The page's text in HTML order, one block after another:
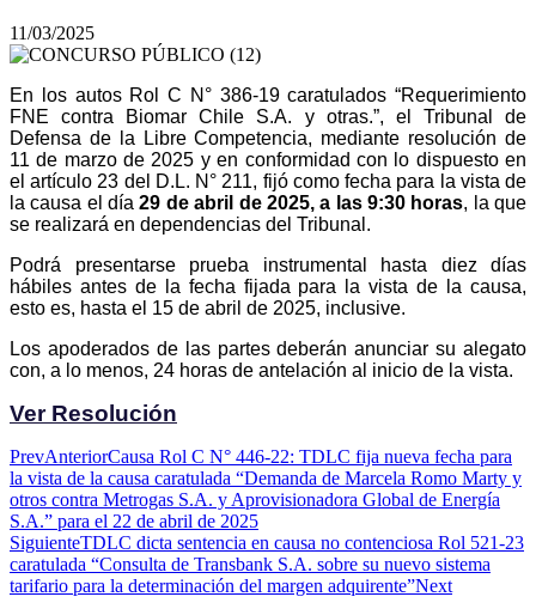
11/03/2025
En los autos Rol C N° 386-19 caratulados “Requerimiento
FNE contra Biomar Chile S.A. y otras.”, el Tribunal de
Defensa de la Libre Competencia, mediante resolución de
11 de marzo de 2025 y en conformidad con lo dispuesto en
el artículo 23 del D.L. N° 211, fijó como fecha para la vista de
la causa el día29 de abril de 2025, a las 9:30 horas, la que
se realizará en dependencias del Tribunal.
Podrá presentarse prueba instrumental hasta diez días
hábiles antes de la fecha fijada para la vista de la causa,
esto es, hasta el 15 de abril de 2025, inclusive.
Los apoderados de las partes deberán anunciar su alegato
con, a lo menos, 24 horas de antelación al inicio de la vista.
Ver Resolución
PrevAnteriorCausa Rol C N° 446-22: TDLC fija nueva fecha para
la vista de la causa caratulada “Demanda de Marcela Romo Marty y
otros contra Metrogas S.A. y Aprovisionadora Global de Energía
S.A.” para el 22 de abril de 2025
SiguienteTDLC dicta sentencia en causa no contenciosa Rol 521-23
caratulada “Consulta de Transbank S.A. sobre su nuevo sistema
tarifario para la determinación del margen adquirente”Next